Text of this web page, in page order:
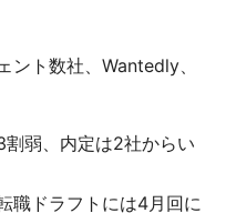
ント数社、Wantedly、
弱、内定は2社からい
職ドラフトには4月回に